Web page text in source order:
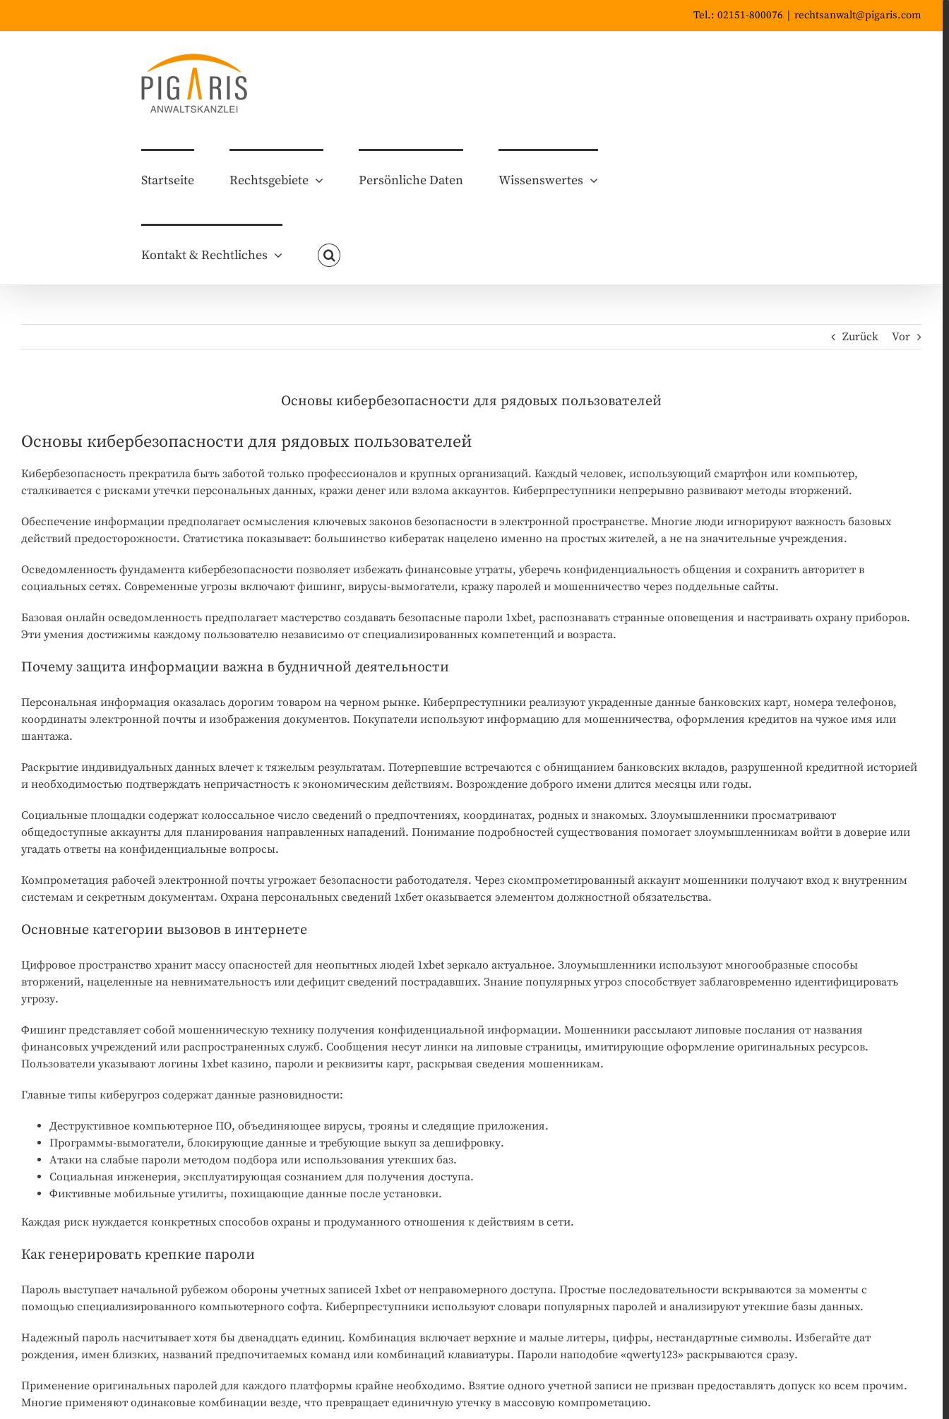
Tel.: 02151-800076 | rechtsanwalt@pigaris.com
Startseite Rechtsgebiete Persönliche Daten Wissenswertes
Kontakt & Rechtliches
Zurück Vor
Основы кибербезопасности для рядовых пользователей
Основы кибербезопасности для рядовых пользователей
Кибербезопасность прекратила быть заботой только профессионалов и крупных организаций. Каждый человек, использующий смартфон или компьютер,
сталкивается с рисками утечки персональных данных, кражи денег или взлома аккаунтов. Киберпреступники непрерывно развивают методы вторжений.
Обеспечение информации предполагает осмысления ключевых законов безопасности в электронной пространстве. Многие люди игнорируют важность базовых
действий предосторожности. Статистика показывает: большинство кибератак нацелено именно на простых жителей, а не на значительные учреждения.
Осведомленность фундамента кибербезопасности позволяет избежать финансовые утраты, уберечь конфиденциальность общения и сохранить авторитет в
социальных сетях. Современные угрозы включают фишинг, вирусы-вымогатели, кражу паролей и мошенничество через поддельные сайты.
Базовая онлайн осведомленность предполагает мастерство создавать безопасные пароли 1xbet, распознавать странные оповещения и настраивать охрану приборов.
Эти умения достижимы каждому пользователю независимо от специализированных компетенций и возраста.
Почему защита информации важна в будничной деятельности
Персональная информация оказалась дорогим товаром на черном рынке. Киберпреступники реализуют украденные данные банковских карт, номера телефонов,
координаты электронной почты и изображения документов. Покупатели используют информацию для мошенничества, оформления кредитов на чужое имя или
шантажа.
Раскрытие индивидуальных данных влечет к тяжелым результатам. Потерпевшие встречаются с обнищанием банковских вкладов, разрушенной кредитной историей
и необходимостью подтверждать непричастность к экономическим действиям. Возрождение доброго имени длится месяцы или годы.
Социальные площадки содержат колоссальное число сведений о предпочтениях, координатах, родных и знакомых. Злоумышленники просматривают
общедоступные аккаунты для планирования направленных нападений. Понимание подробностей существования помогает злоумышленникам войти в доверие или
угадать ответы на конфиденциальные вопросы.
Компрометация рабочей электронной почты угрожает безопасности работодателя. Через скомпрометированный аккаунт мошенники получают вход к внутренним
системам и секретным документам. Охрана персональных сведений 1хбет оказывается элементом должностной обязательства.
Основные категории вызовов в интернете
Цифровое пространство хранит массу опасностей для неопытных людей 1xbet зеркало актуальное. Злоумышленники используют многообразные способы
вторжений, нацеленные на невнимательность или дефицит сведений пострадавших. Знание популярных угроз способствует заблаговременно идентифицировать
угрозу.
Фишинг представляет собой мошенническую технику получения конфиденциальной информации. Мошенники рассылают липовые послания от названия
финансовых учреждений или распространенных служб. Сообщения несут линки на липовые страницы, имитирующие оформление оригинальных ресурсов.
Пользователи указывают логины 1xbet казино, пароли и реквизиты карт, раскрывая сведения мошенникам.
Главные типы киберугроз содержат данные разновидности:
Деструктивное компьютерное ПО, объединяющее вирусы, трояны и следящие приложения.
Программы-вымогатели, блокирующие данные и требующие выкуп за дешифровку.
Атаки на слабые пароли методом подбора или использования утекших баз.
Социальная инженерия, эксплуатирующая сознанием для получения доступа.
Фиктивные мобильные утилиты, похищающие данные после установки.
Каждая риск нуждается конкретных способов охраны и продуманного отношения к действиям в сети.
Как генерировать крепкие пароли
Пароль выступает начальной рубежом обороны учетных записей 1xbet от неправомерного доступа. Простые последовательности вскрываются за моменты с
помощью специализированного компьютерного софта. Киберпреступники используют словари популярных паролей и анализируют утекшие базы данных.
Надежный пароль насчитывает хотя бы двенадцать единиц. Комбинация включает верхние и малые литеры, цифры, нестандартные символы. Избегайте дат
рождения, имен близких, названий предпочитаемых команд или комбинаций клавиатуры. Пароли наподобие «qwerty123» раскрываются сразу.
Применение оригинальных паролей для каждого платформы крайне необходимо. Взятие одного учетной записи не призван предоставлять допуск ко всем прочим.
Многие применяют одинаковые комбинации везде, что превращает единичную утечку в массовую компрометацию.